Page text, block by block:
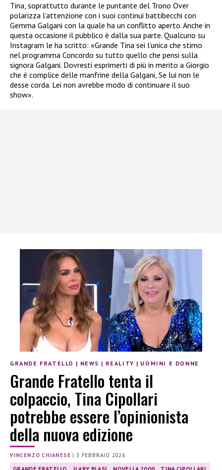
Tina, soprattutto durante le puntante del Trono Over
polarizza l’attenzione con i suoi continui battibecchi con
Gemma Galgani con la quale ha un conflitto aperto. Anche in
questa occasione il pubblico è dalla sua parte. Qualcuno su
Instagram le ha scritto: «Grande Tina sei l’unica che stimo
nel programma Concordo su tutto quello che pensi sulla
signora Galgani. Dovresti esprimerti di più in merito a Giorgio
che é complice delle manfrine della Galgani, Se lui non le
desse corda. Lei non avrebbe modo di continuare il suo
show».
GRANDE FRATELLO | NEWS | REALITY | UOMINI E DONNE
Grande Fratello tenta il
colpaccio, Tina Cipollari
potrebbe essere l’opinionista
della nuova edizione
VINCENZO CHIANESE |3 FEBBRAIO 2026